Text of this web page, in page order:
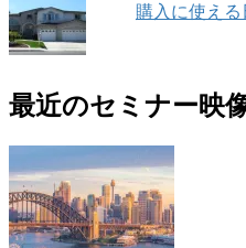
購入に使える
最近のセミナー映